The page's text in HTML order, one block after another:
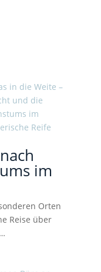
im
Orten
Reise über